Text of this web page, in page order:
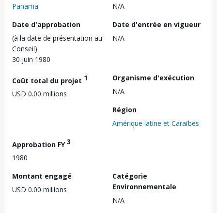
Panama
N/A
Date d'approbation
(à la date de présentation au
Conseil)
30 juin 1980
Date d'entrée en vigueur
N/A
Coût total du projet 1
USD 0.00 millions
Organisme d'exécution
N/A
Région
Amérique latine et Caraïbes
Approbation FY3
1980
Montant engagé
USD 0.00 millions
Catégorie
Environnementale
N/A